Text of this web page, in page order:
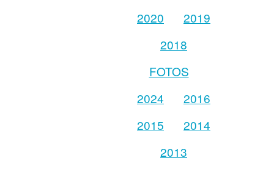
2020
2019
2018
FOTOS
2024
2016
2015
2014
2013